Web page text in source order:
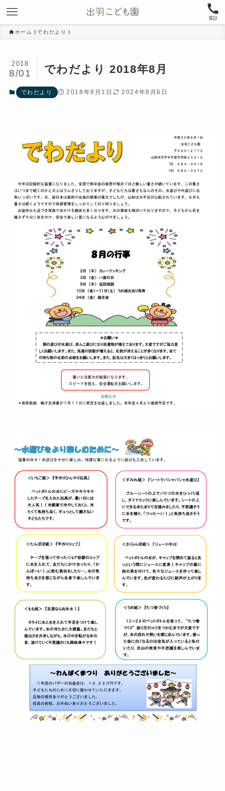
電話
ホーム でわだより
でわだより 2018年8月
2018
8/01
でわだより 2018年8月1日 2024年8月6日